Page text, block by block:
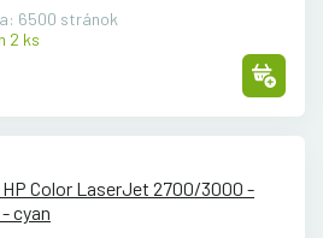
6500 stránok
2 ks
Color LaserJet 2700/3000 -
- cyan